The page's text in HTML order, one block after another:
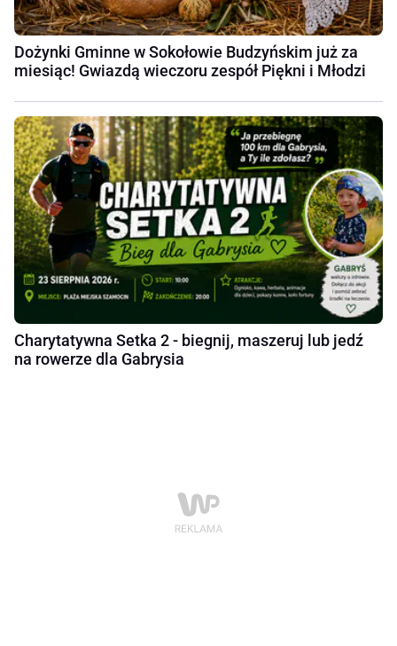
Dożynki Gminne w Sokołowie Budzyńskim już za
miesiąc! Gwiazdą wieczoru zespół Piękni i Młodzi
Charytatywna Setka 2 - biegnij, maszeruj lub jedź
na rowerze dla Gabrysia